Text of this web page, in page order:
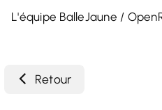
L'équipe BalleJaune /
Retour